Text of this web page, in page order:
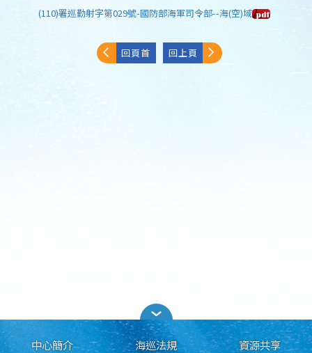
(110)署巡勤射字第029號-國防部海軍司令部--海(空)域
回頁首 回上頁
中心簡介 海巡法規 資源共享